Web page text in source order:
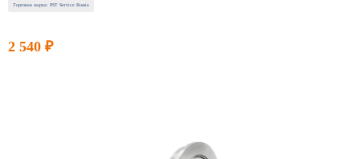
Торговая марка: PST Service Russia
2 540 ₽